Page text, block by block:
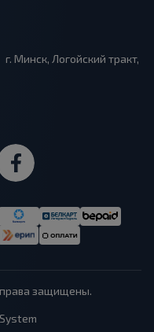
Минск, Логойский тракт,
права защищены.